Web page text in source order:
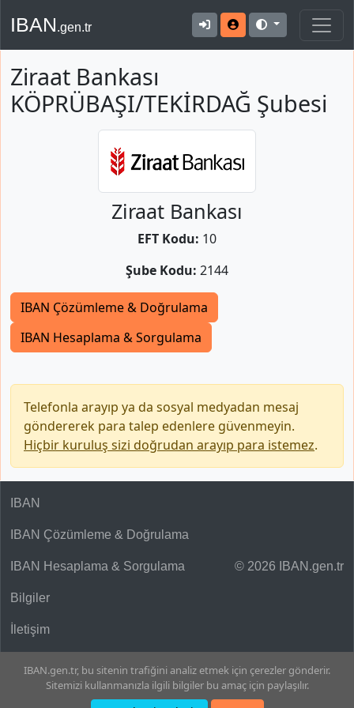
IBAN.gen.tr
Ziraat Bankası
KÖPRÜBAŞI/TEKİRDAĞ Şubesi
Ziraat Bankası
EFT Kodu: 10
Şube Kodu: 2144
IBAN Çözümleme & Doğrulama
IBAN Hesaplama & Sorgulama
Telefonla arayıp ya da sosyal medyadan mesaj
göndererek para talep edenlere güvenmeyin.
Hiçbir kuruluş sizi doğrudan arayıp para istemez.
© 2026 IBAN.gen.tr
IBAN
IBAN Çözümleme & Doğrulama
IBAN Hesaplama & Sorgulama
Bilgiler
İletişim
IBAN.gen.tr, bu sitenin trafiğini analiz etmek için çerezler gönderir.
Sitemizi kullanmanızla ilgili bilgiler bu amaç için paylaşılır.